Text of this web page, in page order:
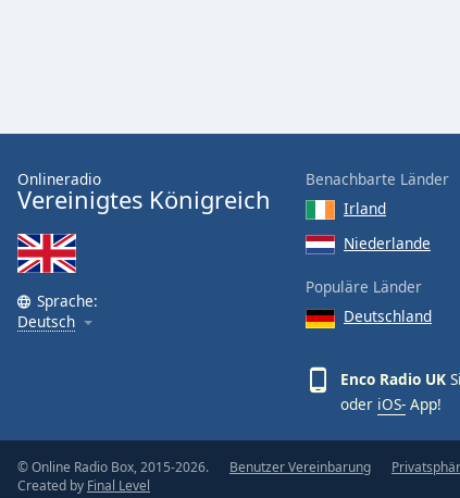
Fullscreen
modal
window.
Beginning
and
Onlineradio
Vereinigtes Königreich
Sprache:
Deutsch
Benachbarte Länder
Irland
Niederlande
Populäre Länder
Deutschland
Enco Radio UK
oder iOS- App!
© Online Radio Box, 2015-2026.
Created by Final Level
Benutzer Vereinbarung